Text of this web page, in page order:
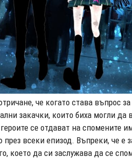
че когато става въпрос
закачки, които биха могли
се отдават на спомените
през всеки епизод. Въпреки, че е
което да си заслужава да се